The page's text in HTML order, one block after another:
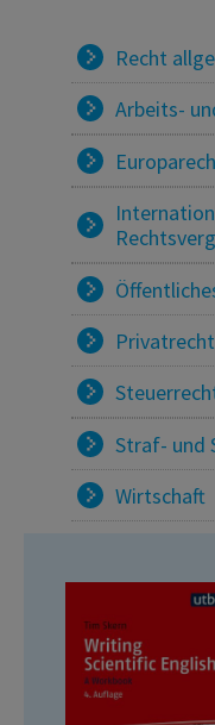
Recht
Arbeits-
Privatrecht
Straf- und
Wirtschaft